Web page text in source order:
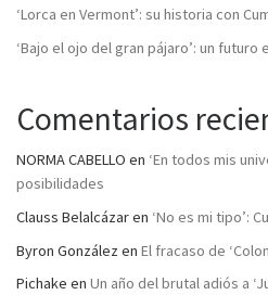
‘Lorca en Vermont’: su historia con
‘Bajo el ojo del gran pájaro’: un futuro
Comentarios
NORMA CABELLO en ‘En todos mis
posibilidades
Clauss Belalcázaren ‘No es mi tipo’:
Byron González en El fracaso de
Pichake en Un año del brutal adiós a